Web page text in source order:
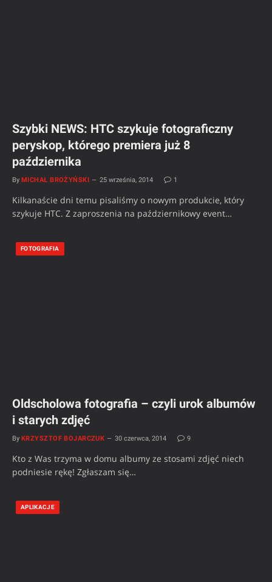
Szybki NEWS: HTC szykuje fotograficzny
peryskop, którego premiera już 8
października
By MICHAŁ BROŻYŃSKI 25 września, 2014 1
Kilkanaście dni temu pisaliśmy o nowym produkcie, który
szykuje HTC. Z zaproszenia na październikowy event…
FOTOGRAFIA
Oldscholowa fotografia – czyli urok albumów
i starych zdjęć
By KRZYSZTOF BOJARCZUK 30 czerwca, 2014 9
Kto z Was trzyma w domu albumy ze stosami zdjęć niech
podniesie rękę! Zgłaszam się…
APLIKACJE